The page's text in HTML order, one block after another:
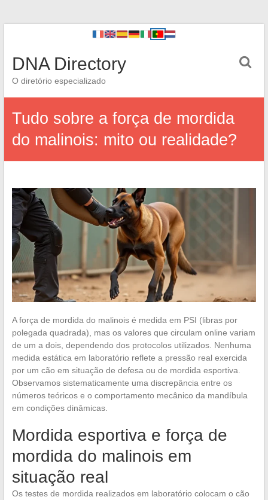
DNA Directory
O diretório especializado
Tudo sobre a força de mordida
do malinois: mito ou realidade?
A força de mordida do malinois é medida em PSI (libras por
polegada quadrada), mas os valores que circulam online variam
de um a dois, dependendo dos protocolos utilizados. Nenhuma
medida estática em laboratório reflete a pressão real exercida
por um cão em situação de defesa ou de mordida esportiva.
Observamos sistematicamente uma discrepância entre os
números teóricos e o comportamento mecânico da mandíbula
em condições dinâmicas.
Mordida esportiva e força de
mordida do malinois em
situação real
Os testes de mordida realizados em laboratório colocam o cão